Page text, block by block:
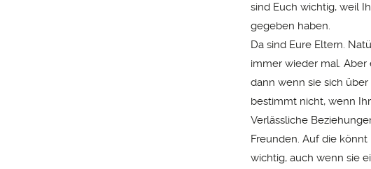
sind Euch wichtig, weil
gegeben haben.
Da sind Eure Eltern.
immer wieder mal.
dann wenn sie sich
bestimmt nicht, wenn
Verlässliche
Freunden. Auf die
wichtig, auch wenn sie